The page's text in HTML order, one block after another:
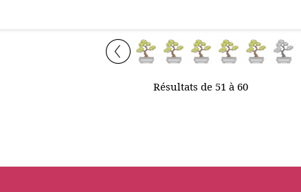
Résultats de 51 à 60